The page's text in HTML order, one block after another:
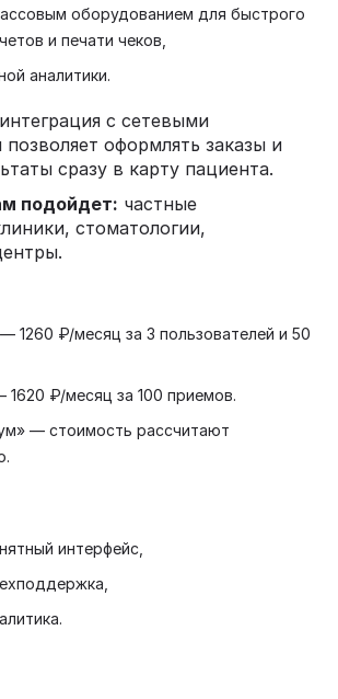
оборудованием для быстрого
и печати чеков,
аналитики.
интеграция с сетевыми
оформлять заказы и
сразу в карту пациента.
подойдет: частные
стоматологии,
1260 ₽/месяц за 3 пользователей и 50
₽/месяц за 100 приемов.
— стоимость рассчитают
интерфейс,